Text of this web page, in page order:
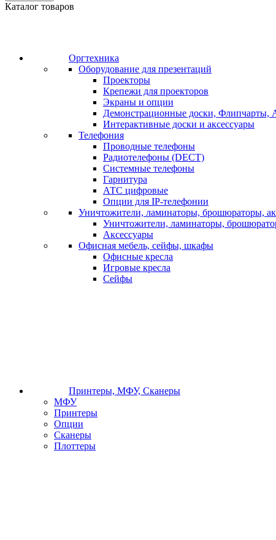
Каталог товаров
Оргтехника
Оборудование для презентаций
Проекторы
Крепежи для проекторов
Экраны и опции
Демонстрационные доски, Флипчарты,
Интерактивные доски и аксессуары
Телефония
Проводные телефоны
Радиотелефоны (DECT)
Системные телефоны
Гарнитура
АТС цифровые
Опции для IP-телефонии
Уничтожители, ламинаторы, брошюраторы,
Уничтожители, ламинаторы,
Аксессуары
Офисная мебель, сейфы, шкафы
Офисные кресла
Игровые кресла
Сейфы
Принтеры, МФУ, Сканеры
МФУ
Принтеры
Опции
Сканеры
Плоттеры